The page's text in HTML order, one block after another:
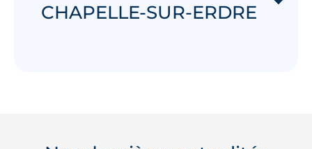
CHAPELLE-SUR-ERDRE